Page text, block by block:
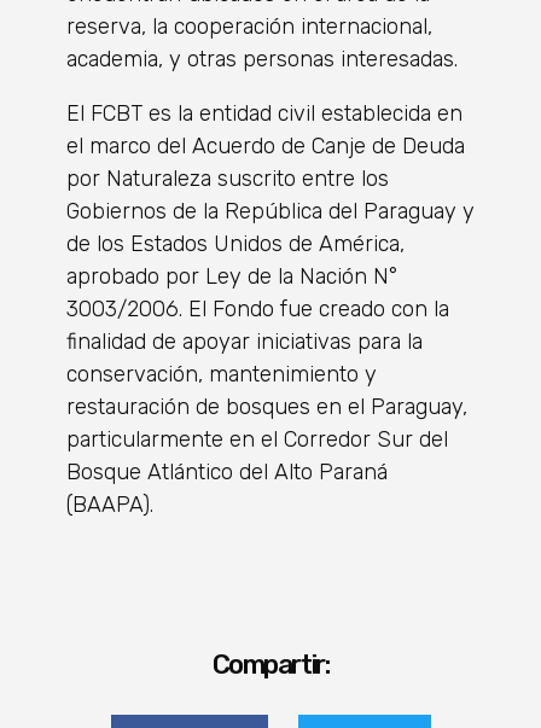
reserva, la cooperación internacional,
academia, y otras personas interesadas.
El FCBT es la entidad civil establecida en
el marco del Acuerdo de Canje de Deuda
por Naturaleza suscrito entre los
Gobiernos de la República del Paraguay y
de los Estados Unidos de América,
aprobado por Ley de la Nación N°
3003/2006. El Fondo fue creado con la
finalidad de apoyar iniciativas para la
conservación, mantenimiento y
restauración de bosques en el Paraguay,
particularmente en el Corredor Sur del
Bosque Atlántico del Alto Paraná
(BAAPA).
Compartir: